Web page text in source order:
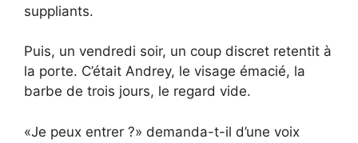
suppliants.
Puis, un vendredi soir, un coup discret retentit à
la porte. C’était Andrey, le visage émacié, la
barbe de trois jours, le regard vide.
«Je peux entrer ?» demanda-t-il d’une voix